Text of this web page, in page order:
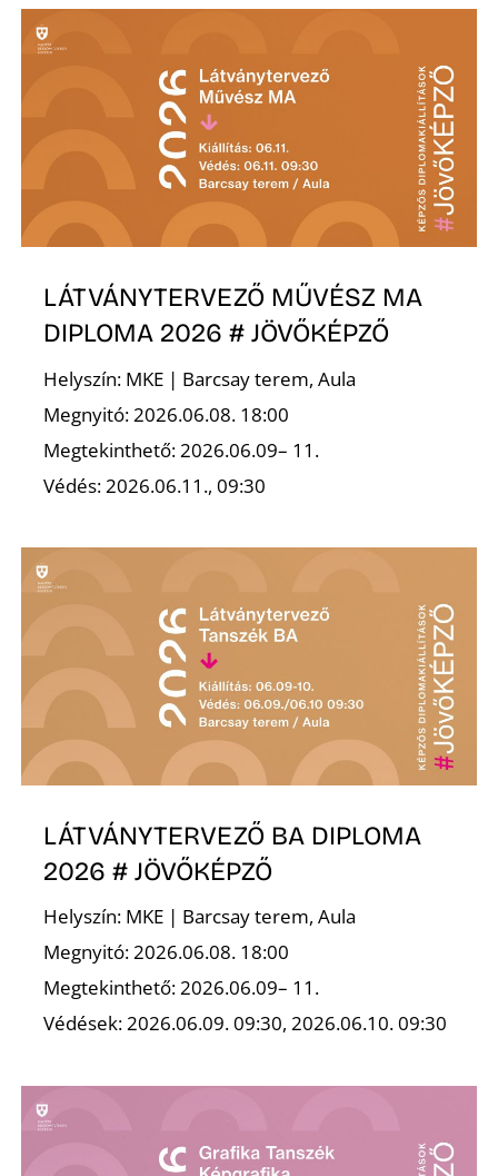
LÁTVÁNYTERVEZŐ MŰVÉSZ MA
DIPLOMA 2026 # JÖVŐKÉPZŐ
Helyszín: MKE | Barcsay terem, Aula
Megnyitó: 2026.06.08. 18:00
Megtekinthető: 2026.06.09– 11.
Védés: 2026.06.11., 09:30
LÁTVÁNYTERVEZŐ BA DIPLOMA
2026 # JÖVŐKÉPZŐ
Helyszín: MKE | Barcsay terem, Aula
Megnyitó: 2026.06.08. 18:00
Megtekinthető: 2026.06.09– 11.
Védések: 2026.06.09. 09:30, 2026.06.10. 09:30